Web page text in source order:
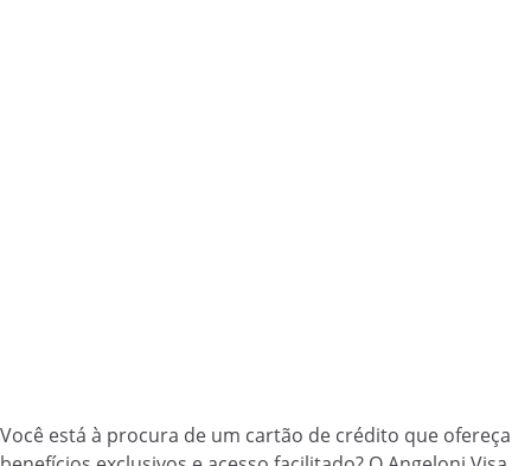
Você está à procura de um cartão de crédito que ofereça